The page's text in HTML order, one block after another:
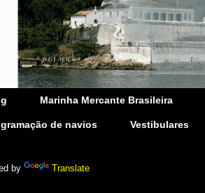
Marinha Mercante Brasileira
de navios Vestibulares
by Translate